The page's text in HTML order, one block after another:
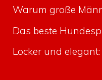
Warum große
Das beste
Locker und